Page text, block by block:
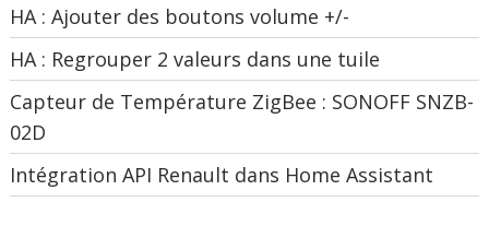
HA : Ajouter des boutons volume +/-
HA : Regrouper 2 valeurs dans une tuile
Capteur de Température ZigBee : SONOFF SNZB-
02D
Intégration API Renault dans Home Assistant